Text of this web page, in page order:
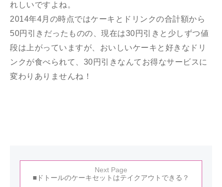
れしいですよね。
2014年4月の時点ではケーキとドリンクの合計額から
50円引きだったものの、現在は30円引きと少しずつ値
段は上がっていますが、おいしいケーキと好きなドリ
ンクが食べられて、30円引きなんてお得なサービスに
変わりありませんね！
Next Page
■ドトールのケーキセットはテイクアウトできる？